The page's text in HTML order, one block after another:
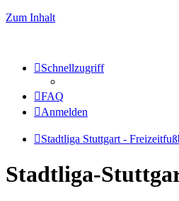
Zum Inhalt
Schnellzugriff
FAQ
Anmelden
Stadtliga Stuttgart -
Stadtliga-